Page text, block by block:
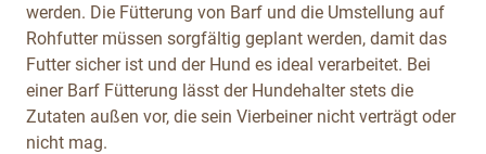
werden. Die Fütterung von Barf und die Umstellung auf
Rohfutter müssen sorgfältig geplant werden, damit das
Futter sicher ist und der Hund es ideal verarbeitet. Bei
einer Barf Fütterung lässt der Hundehalter stets die
Zutaten außen vor, die sein Vierbeiner nicht verträgt oder
nicht mag.